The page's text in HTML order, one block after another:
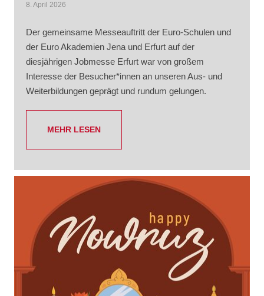
8. April 2026
Der gemeinsame Messeauftritt der Euro-Schulen und
der Euro Akademien Jena und Erfurt auf der
diesjährigen Jobmesse Erfurt war von großem
Interesse der Besucher*innen an unseren Aus- und
Weiterbildungen geprägt und rundum gelungen.
MEHR LESEN